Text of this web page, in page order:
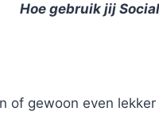
Hoe gebruik jij
of gewoon even